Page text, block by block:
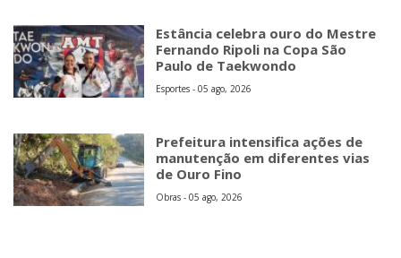
Estância celebra ouro do Mestre
Fernando Ripoli na Copa São
Paulo de Taekwondo
Esportes - 05 ago, 2026
Prefeitura intensifica ações de
manutenção em diferentes vias
de Ouro Fino
Obras - 05 ago, 2026